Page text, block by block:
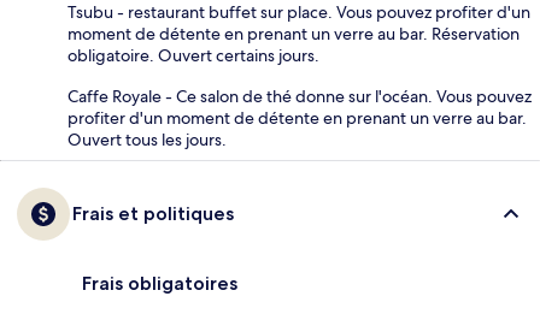
Tsubu - restaurant buffet sur place. Vous pouvez profiter d'un
moment de détente en prenant un verre au bar. Réservation
obligatoire. Ouvert certains jours.
Caffe Royale - Ce salon de thé donne sur l'océan. Vous pouvez
profiter d'un moment de détente en prenant un verre au bar.
Ouvert tous les jours.
Frais et politiques
Frais obligatoires